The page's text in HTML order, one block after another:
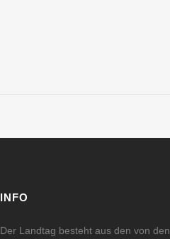
INFO
Der Landtag besteht aus den von den